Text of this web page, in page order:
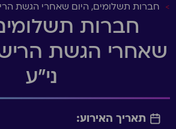
> חברות תשלומים, היום שאחרי הגשת
חברות
שאחרי הגשת
ני"ע
תאריך האירוע: